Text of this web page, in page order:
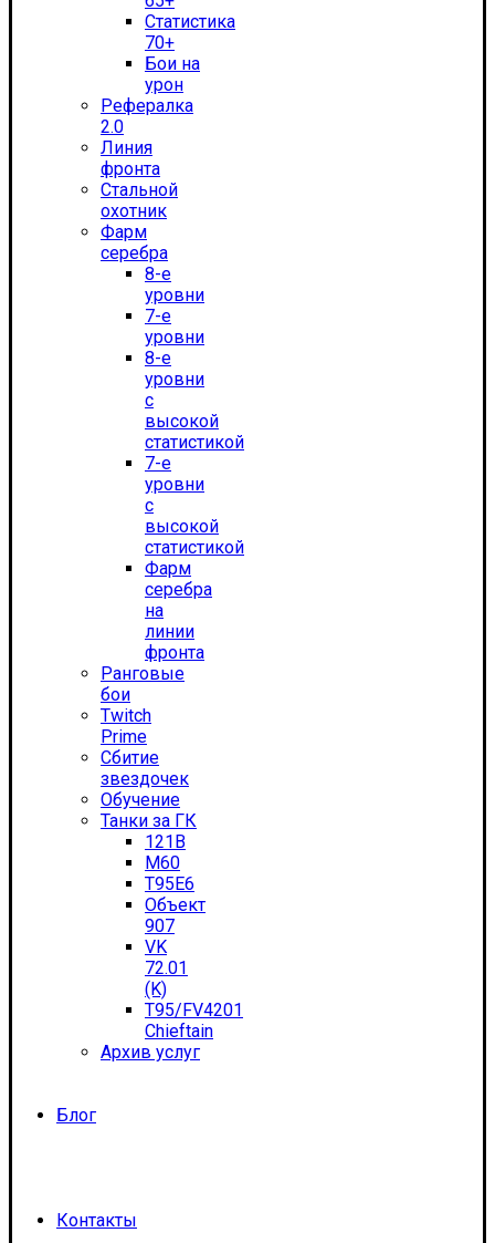
Статистика
70+
Бои на
урон
Рефералка
2.0
Линия
фронта
Стальной
охотник
Фарм
серебра
8-е
уровни
7-е
уровни
8-е
уровни
с
высокой
статистикой
7-е
уровни
с
высокой
статистикой
Фарм
серебра
на
линии
фронта
Ранговые
бои
Twitch
Prime
Сбитие
звездочек
Обучение
Танки за ГК
121B
M60
T95E6
Объект
907
VK
72.01
(K)
T95/FV4201
Chieftain
Архив услуг
Блог
Контакты